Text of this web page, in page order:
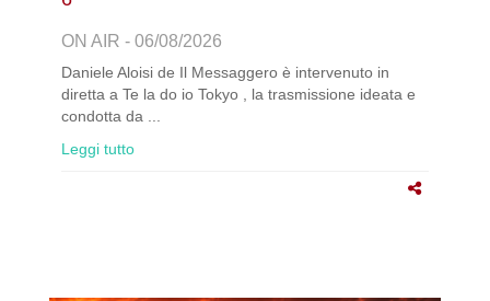
ON AIR - 06/08/2026
Daniele Aloisi de Il Messaggero è intervenuto in
diretta a Te la do io Tokyo , la trasmissione ideata e
condotta da ...
Leggi tutto